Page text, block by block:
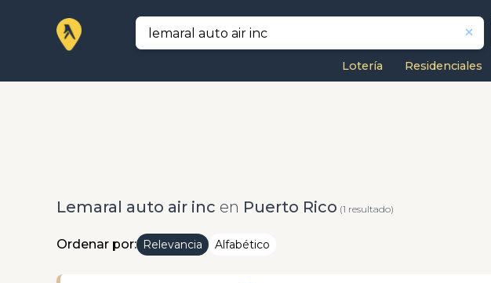
Lotería Residenciales
Lemaral auto air inc en Puerto Rico (1 resultado)
Ordenar por: Relevancia Alfabético